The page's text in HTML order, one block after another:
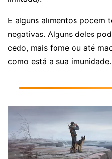
E alguns alimentos podem
negativas. Alguns deles
cedo, mais fome ou até
como está a sua imunidade.